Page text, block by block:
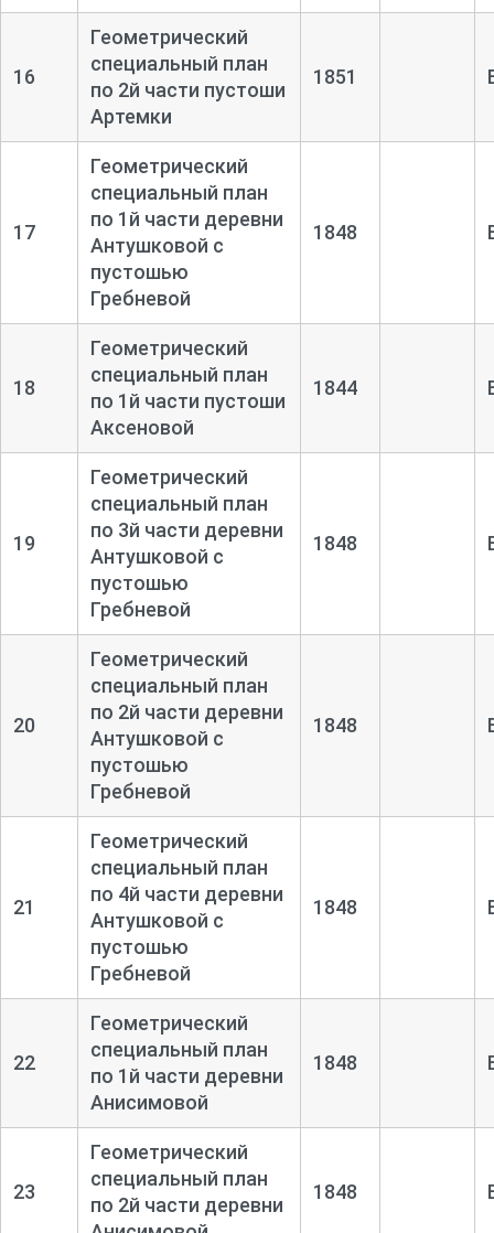
16
Геометрический
специальный план
по 2й части пустоши
Артемки
1851
17
Геометрический
специальный план
по 1й части деревни
Антушковой с
пустошью
Гребневой
1848
18
Геометрический
специальный план
по 1й части пустоши
Аксеновой
1844
19
Геометрический
специальный план
по 3й части деревни
Антушковой с
пустошью
Гребневой
1848
20
Геометрический
специальный план
по 2й части деревни
Антушковой с
пустошью
Гребневой
1848
21
Геометрический
специальный план
по 4й части деревни
Антушковой с
пустошью
Гребневой
1848
22
Геометрический
специальный план
по 1й части деревни
Анисимовой
1848
23
Геометрический
специальный план
по 2й части деревни
1848